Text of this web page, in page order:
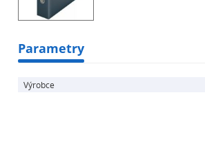
Parametry
Výrobce